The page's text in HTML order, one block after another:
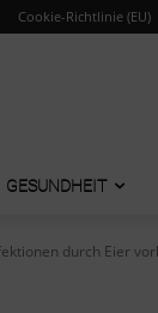
Cookie-Richtlinie (EU)
GESUNDHEIT
durch Eier